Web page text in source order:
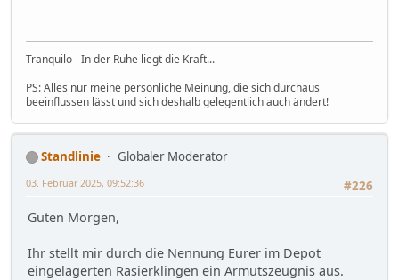
Tranquilo - In der Ruhe liegt die Kraft...
PS: Alles nur meine persönliche Meinung, die sich durchaus
beeinflussen lässt und sich deshalb gelegentlich auch ändert!
Standlinie
Globaler Moderator
#226
03. Februar 2025, 09:52:36
Guten Morgen,
Ihr stellt mir durch die Nennung Eurer im Depot
eingelagerten Rasierklingen ein Armutszeugnis aus.